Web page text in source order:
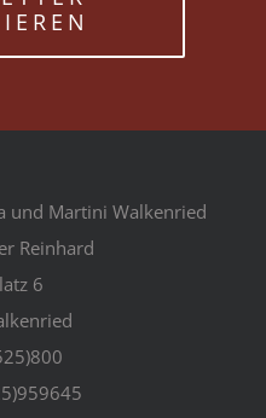
und Martini Walkenried
Reinhard
6